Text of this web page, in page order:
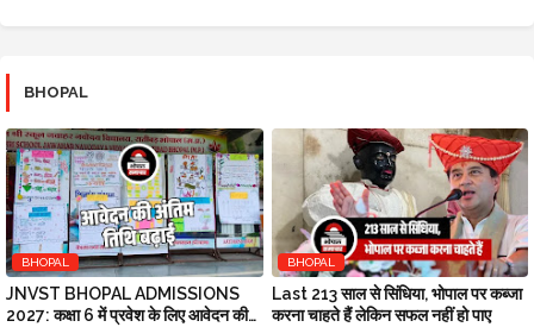
BHOPAL
BHOPAL
JNVST BHOPAL ADMISSIONS
2027: कक्षा 6 में प्रवेश के लिए आवेदन की
BHOPAL
Last 213 साल से सिंधिया, भोपाल पर कब्जा
करना चाहते हैं लेकिन सफल नहीं हो पाए